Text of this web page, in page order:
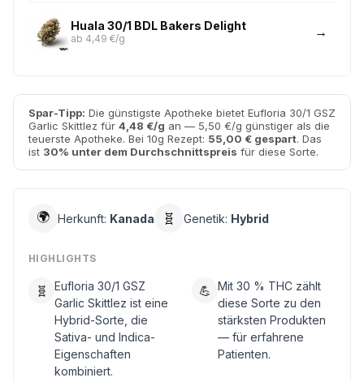
Huala 30/1 BDL Bakers Delight
ab 4,49 €/g
Spar-Tipp: Die günstigste Apotheke bietet Eufloria 30/1 GSZ
Garlic Skittlez für 4,48 €/g an — 5,50 €/g günstiger als die
teuerste Apotheke. Bei 10g Rezept: 55,00 € gespart. Das
ist 30% unter dem Durchschnittspreis für diese Sorte.
🌍 Herkunft: Kanada 🧬 Genetik: Hybrid
HIGHLIGHTS
🧬
Eufloria 30/1 GSZ
Garlic Skittlez ist eine
Hybrid-Sorte, die
Sativa- und Indica-
Eigenschaften
kombiniert.
💪 Mit 30 % THC zählt
diese Sorte zu den
stärksten Produkten
— für erfahrene
Patienten.